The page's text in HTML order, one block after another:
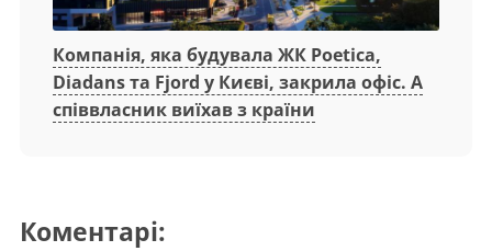
Компанія, яка будувала ЖК Poetica,
Diadans та Fjord у Києві, закрила офіс. А
співвласник виїхав з країни
Коментарі: